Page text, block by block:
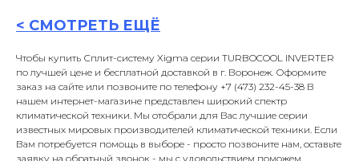
< СМОТРЕТЬ ЕЩЁ
Чтобы купить Сплит-систему Xigma серии TURBOCOOL INVERTER
по лучшей цене и бесплатной доставкой в г. Воронеж. Оформите
заказ на сайте или позвоните по телефону +7 (473) 232-45-38 В
нашем интернет-магазине представлен широкий спектр
климатической техники. Мы отобрали для Вас лучшие серии
известных мировых производителей климатической техники. Если
Вам потребуется помощь в выборе - просто позвоните нам, оставьте
заявку на обратный звонок - мы с удовольствием поможем